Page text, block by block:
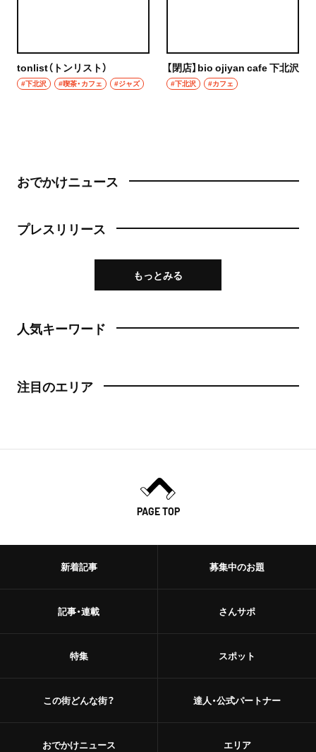
tonlist（トンリスト）
#下北沢 #喫茶・カフェ #ジャズ
【閉店】bio ojiyan cafe 下北沢
#下北沢 #カフェ
おでかけニュース
プレスリリース
もっとみる
人気キーワード
注目のエリア
PAGE TOP
新着記事
記事・連載
特集
この街どんな街？
おでかけニュース
募集中のお題
さんサポ
スポット
達人・公式パートナー
エリア